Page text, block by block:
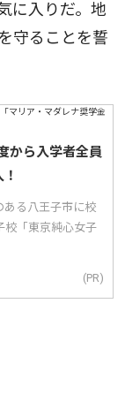
に入りだ。地
守ることを誓
から入学者全員
ある八王子市に校
校「東京純心女子
(PR)